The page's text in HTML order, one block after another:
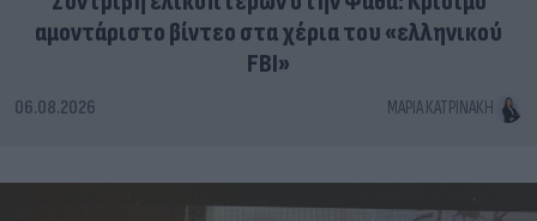
αμοντάριστο βίντεο στα χέρια του «ελληνικού
FBI»
06.08.2026 ΜΑΡΊΑ ΚΑΤΡΙΝΆΚΗ